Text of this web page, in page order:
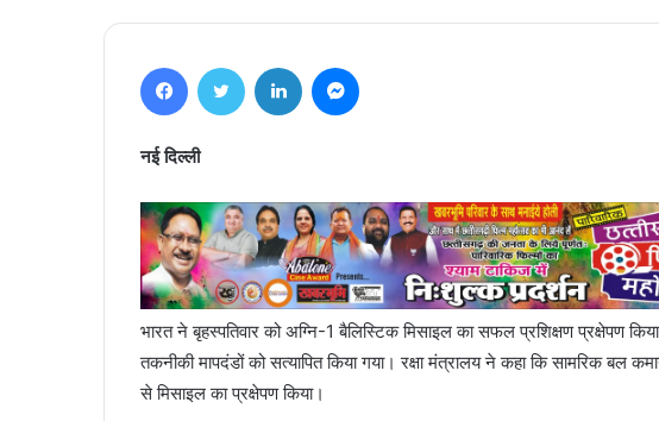
नई दिल्ली
भारत ने बृहस्पतिवार को अग्नि-1 बैलिस्टिक मिसाइल का सफल प्रशिक्षण प्रक्षेपण
तकनीकी मापदंडों को सत्यापित किया गया। रक्षा मंत्रालय ने कहा कि सामरिक बल
से मिसाइल का प्रक्षेपण किया।